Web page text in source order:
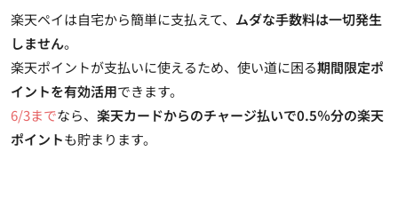
楽天ペイは自宅から簡単に支払えて、 ムダな手数料は一切発生
しません。
楽天ポイントが支払いに使えるため、使い道に困る期間限定ポ
イントを有効活用できます。
6/3までなら、 楽天カードからのチャージ払いで0.5％分の楽天
ポイントも貯まります。